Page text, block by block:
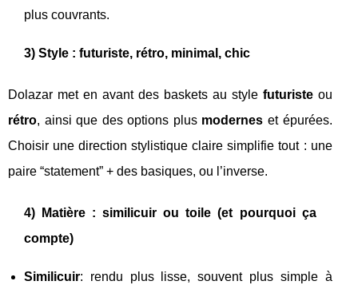
plus couvrants.
3) Style : futuriste, rétro, minimal, chic
Dolazar met en avant des baskets au style futuristeou
rétro, ainsi que des options plus modernes et épurées.
Choisir une direction stylistique claire simplifie tout : une
paire “statement” + des basiques, ou l’inverse.
4) Matière : similicuir ou toile (et pourquoi ça
compte)
Similicuir: rendu plus lisse, souvent plus simple à